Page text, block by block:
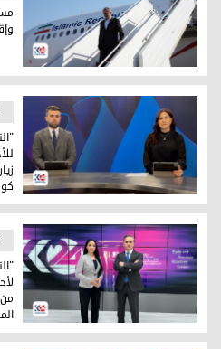
الرئيس الإيراني مسعود بزشكيان
المذيعان خمائل صالح وأحمد عبد
المذيعان فريد إدوار ومروة